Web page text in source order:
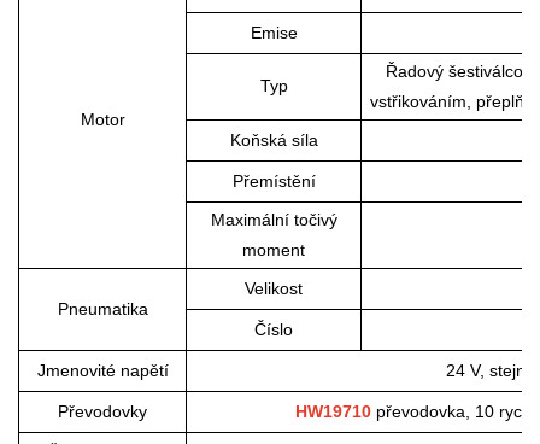
Motor
Emise
Typ
Řadový
vstřikováním,
Koňská síla
Přemístění
Maximální točivý
moment
Pneumatika
Velikost
Číslo
Jmenovité napětí 24 V,
Převodovky HW19710 převodovka, 10